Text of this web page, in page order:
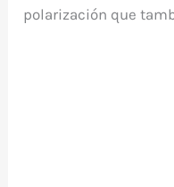
polarización que